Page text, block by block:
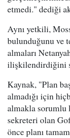
etmedi." dediği
Aynı yetkili,
bulunduğunu ve
almaları
ilişkilendirdiğini
Kaynak, "Plan
almadığı için
almakla sorumlu
sekreteri olan
önce planı